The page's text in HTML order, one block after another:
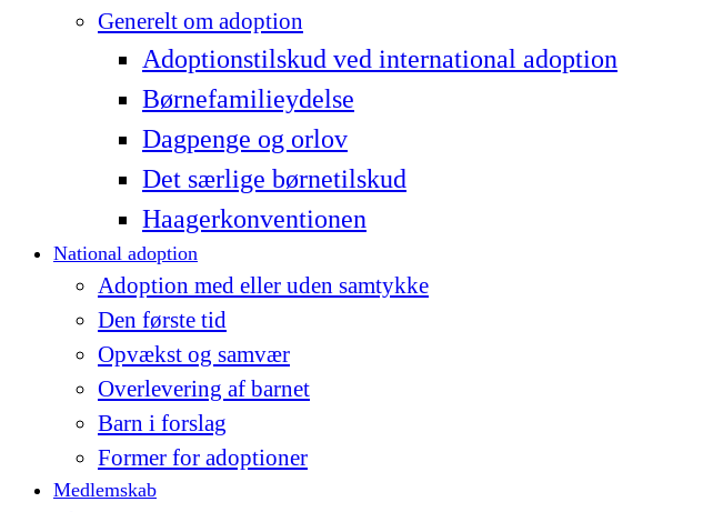
Generelt om adoption
Adoptionstilskud ved international adoption
Børnefamilieydelse
Dagpenge og orlov
Det særlige børnetilskud
Haagerkonventionen
National adoption
Adoption med eller uden samtykke
Den første tid
Opvækst og samvær
Overlevering af barnet
Barn i forslag
Former for adoptioner
Medlemskab